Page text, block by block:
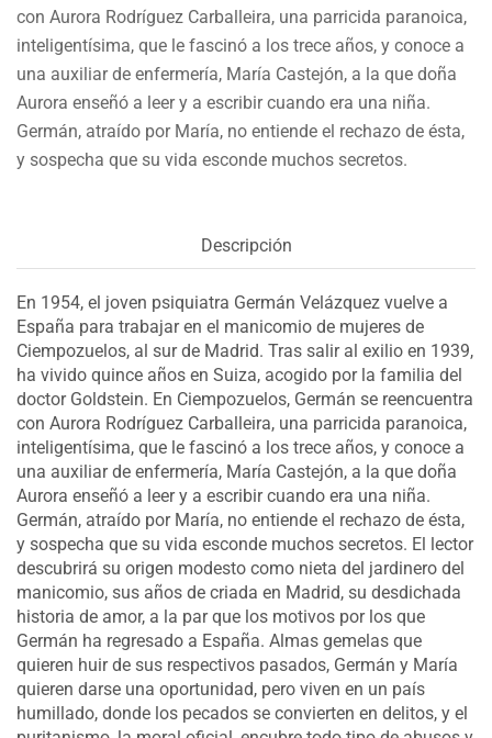
con Aurora Rodríguez Carballeira, una parricida paranoica,
inteligentísima, que le fascinó a los trece años, y conoce a
una auxiliar de enfermería, María Castejón, a la que doña
Aurora enseñó a leer y a escribir cuando era una niña.
Germán, atraído por María, no entiende el rechazo de ésta,
y sospecha que su vida esconde muchos secretos.
Descripción
En 1954, el joven psiquiatra Germán Velázquez vuelve a
España para trabajar en el manicomio de mujeres de
Ciempozuelos, al sur de Madrid. Tras salir al exilio en 1939,
ha vivido quince años en Suiza, acogido por la familia del
doctor Goldstein. En Ciempozuelos, Germán se reencuentra
con Aurora Rodríguez Carballeira, una parricida paranoica,
inteligentísima, que le fascinó a los trece años, y conoce a
una auxiliar de enfermería, María Castejón, a la que doña
Aurora enseñó a leer y a escribir cuando era una niña.
Germán, atraído por María, no entiende el rechazo de ésta,
y sospecha que su vida esconde muchos secretos. El lector
descubrirá su origen modesto como nieta del jardinero del
manicomio, sus años de criada en Madrid, su desdichada
historia de amor, a la par que los motivos por los que
Germán ha regresado a España. Almas gemelas que
quieren huir de sus respectivos pasados, Germán y María
quieren darse una oportunidad, pero viven en un país
humillado, donde los pecados se convierten en delitos, y el